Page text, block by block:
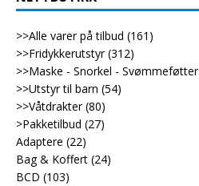
>>Alle varer på tilbud (161)
>>Fridykkerutstyr (312)
>>Maske - Snorkel - Svømmeføtter
>>Utstyr til barn (54)
>>Våtdrakter (80)
>Pakketilbud (27)
Adaptere (22)
Bag & Koffert (24)
BCD (103)